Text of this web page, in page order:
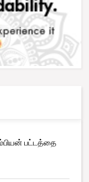
பட்டத்தை